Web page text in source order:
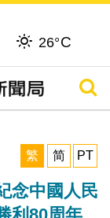
26°C
搜尋
繁
简 PT
念中國人民